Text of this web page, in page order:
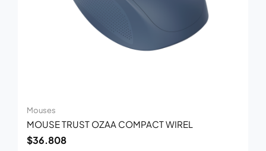
Mouses
MOUSE TRUST OZAA COMPACT WIREL
$36.808